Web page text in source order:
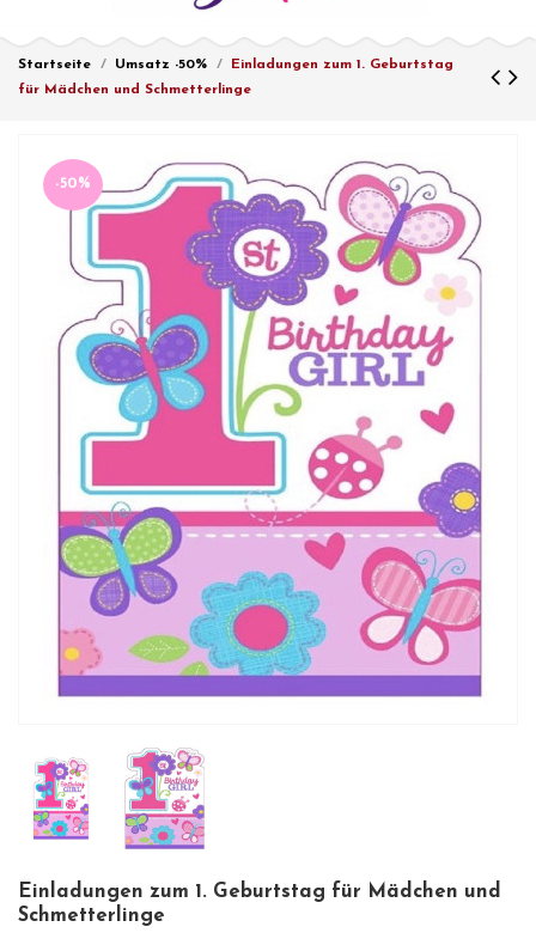
Startseite Umsatz -50%
Einladungen zum 1. Geburtstag
für Mädchen und Schmetterlinge
-50%
Einladungen zum 1. Geburtstag für Mädchen und
Schmetterlinge